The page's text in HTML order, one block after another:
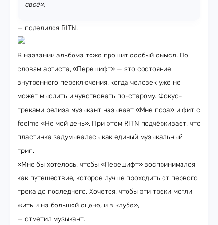
своё»,
— поделился RITN.
В названии альбома тоже прошит особый смысл. По
словам артиста, «Перешифт» — это состояние
внутреннего переключения, когда человек уже не
может мыслить и чувствовать по-старому. Фокус-
треками релиза музыкант называет «Мне пора» и фит с
feelme «Не мой день». При этом RITN подчёркивает, что
пластинка задумывалась как единый музыкальный
трип.
«Мне бы хотелось, чтобы «Перешифт» воспринимался
как путешествие, которое лучше проходить от первого
трека до последнего. Хочется, чтобы эти треки могли
жить и на большой сцене, и в клубе»,
— отметил музыкант.